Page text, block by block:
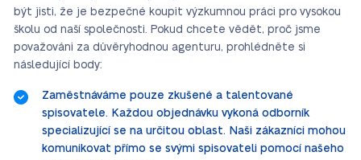
být jisti, že je bezpečné koupit výzkumnou práci pro vysokou
školu od naší společnosti. Pokud chcete vědět, proč jsme
považováni za důvěryhodnou agenturu, prohlédněte si
následující body:
Zaměstnáváme pouze zkušené a talentované
spisovatele. Každou objednávku vykoná odborník
specializující se na určitou oblast. Naši zákazníci mohou
komunikovat přímo se svými spisovateli pomocí našeho